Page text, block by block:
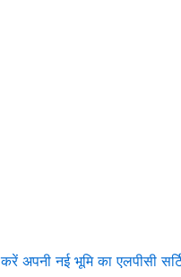
नई भूमि का एलपीसी